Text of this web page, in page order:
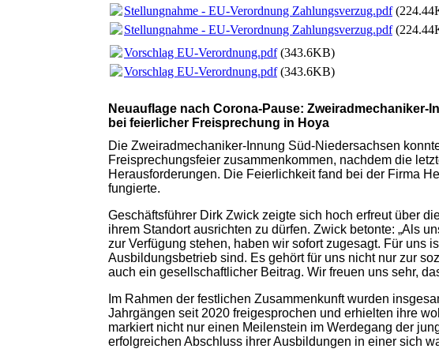
Stellungnahme - EU-Verordnung Zahlungsverzug.pdf
Stellungnahme - EU-Verordnung Zahlungsverzug.pdf
Vorschlag EU-Verordnung.pdf(343.6KB)
Vorschlag EU-Verordnung.pdf(343.6KB)
Neuauflage nach Corona-Pause:
bei feierlicher Freisprechung in Hoya
Die Zweiradmechaniker-Innung Süd-Niedersachsen
Freisprechungsfeier zusammenkommen, nachdem die
Herausforderungen. Die Feierlichkeit fand bei der Firma
fungierte.
Geschäftsführer Dirk Zwick zeigte sich hoch erfreut über
ihrem Standort ausrichten zu dürfen. Zwick betonte: „Als
zur Verfügung stehen, haben wir sofort zugesagt. Für uns
Ausbildungsbetrieb sind. Es gehört für uns nicht nur zur
auch ein gesellschaftlicher Beitrag. Wir freuen uns sehr,
Im Rahmen der festlichen Zusammenkunft wurden
Jahrgängen seit 2020 freigesprochen und erhielten ihre
markiert nicht nur einen Meilenstein im Werdegang der
erfolgreichen Abschluss ihrer Ausbildungen in einer sich